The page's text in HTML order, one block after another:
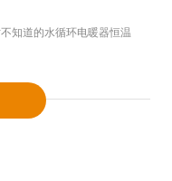
知道的水循环电暖器恒温